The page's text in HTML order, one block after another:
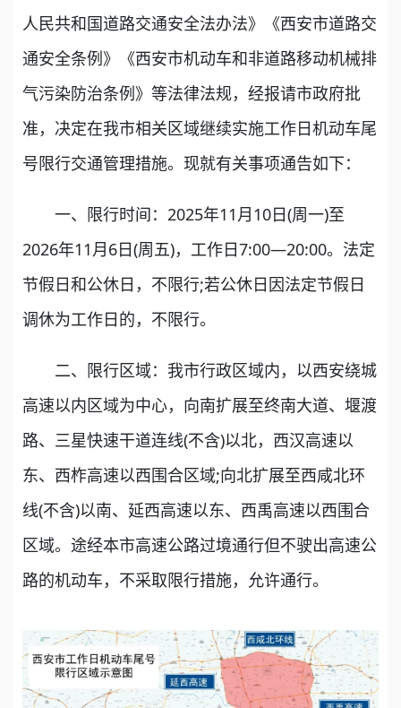
人民共和国道路交通安全法办法》《西安市道路交
通安全条例》《西安市机动车和非道路移动机械排
气污染防治条例》等法律法规，经报请市政府批
准，决定在我市相关区域继续实施工作日机动车尾
号限行交通管理措施。现就有关事项通告如下：
一、限行时间：2025年11月10日(周一)至
2026年11月6日(周五)，工作日7:00—20:00。法定
节假日和公休日，不限行;若公休日因法定节假日
调休为工作日的，不限行。
二、限行区域：我市行政区域内，以西安绕城
高速以内区域为中心，向南扩展至终南大道、堰渡
路、三星快速干道连线(不含)以北，西汉高速以
东、西柞高速以西围合区域;向北扩展至西咸北环
线(不含)以南、延西高速以东、西禹高速以西围合
区域。途经本市高速公路过境通行但不驶出高速公
路的机动车，不采取限行措施，允许通行。